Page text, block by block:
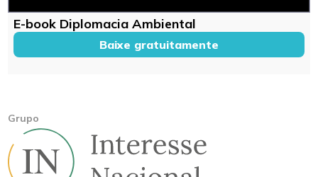
E-book Diplomacia Ambiental
Baixe gratuitamente
Grupo